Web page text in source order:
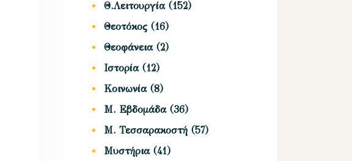
Θ.Λειτουργία(152)
Θεοτόκος (16)
Θεοφάνεια(2)
Ιστορία(12)
Κοινωνία(8)
Μ. Εβδομάδα(36)
Μ. Τεσσαρακοστή (57)
Μυστήρια(41)